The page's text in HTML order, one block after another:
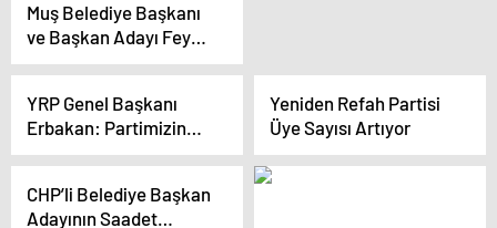
Muş Belediye Başkanı
ve Başkan Adayı Feyat
Asya, yeni dönem
YRP Genel Başkanı
Erbakan: Partimizin
üye sayısı 265 binden
Yeniden Refah Partisi
Üye Sayısı Artıyor
CHP’li Belediye Başkan
Adayının Saadet